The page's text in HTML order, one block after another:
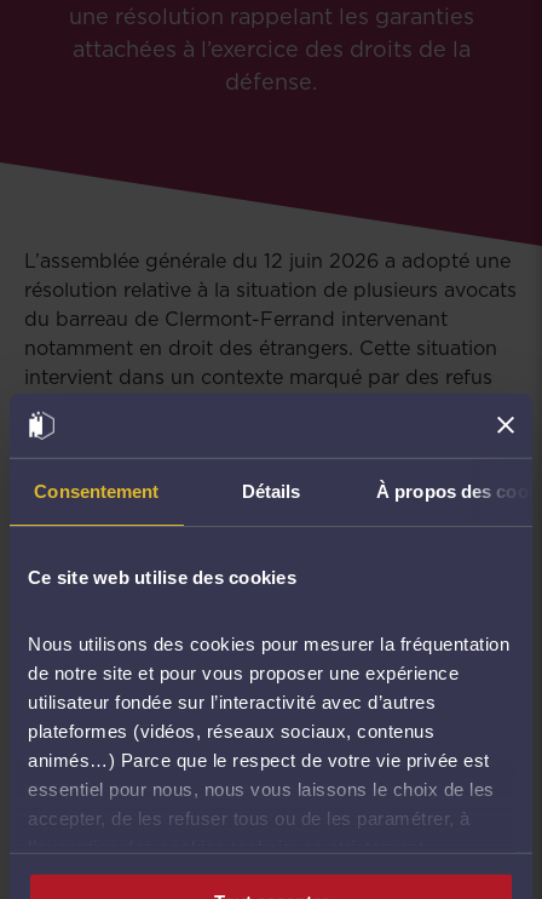
Consentement Détails À propos des
Ce site web utilise des cookies
Nous utilisons des cookies pour mesurer la fréquentation
de notre site et pour vous proposer une expérience
utilisateur fondée sur l’interactivité avec d’autres
plateformes (vidéos, réseaux sociaux, contenus
animés…) Parce que le respect de votre vie privée est
essentiel pour nous, nous vous laissons le choix de les
accepter, de les refuser tous ou de les paramétrer, à
nécessaires au fonctionnement du site.
une résolution rappelant les garanties
attachées à l’exercice des droits de la
défense.
L’assemblée générale du 12 juin 2026 a adopté une
résolution relative à la situation de plusieurs avocats
du barreau de Clermont-Ferrand intervenant
notamment en droit des étrangers. Cette situation
intervient dans un contexte marqué par des refus
répétés de demande d’aide juridictionnelle
provisoire et des contestations ayant donné lieu à
des demandes de récusation.
Dans ce cadre, une procédure fondée sur l’article
conduisant à la convocation de plusieurs avocats
Par cette résolution, le CNB rappelle que le recours
aux voies de droit, notamment la récusation,
constitue une garantie du procès équitable et qu’il
ne saurait être assimilé à une infraction pénale sans
porter atteinte aux droits de la défense et à l’État
de droit.